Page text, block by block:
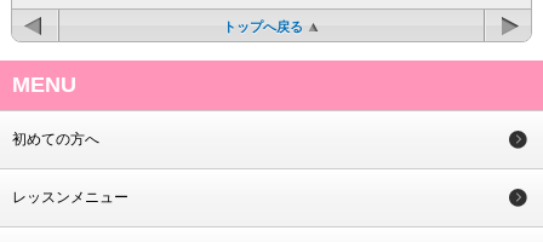
トップへ戻る
MENU
初めての方へ
レッスンメニュー